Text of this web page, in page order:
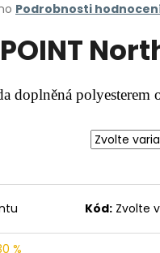
Podrobnosti
POINT
doplněná
Kód: Zvolte
%